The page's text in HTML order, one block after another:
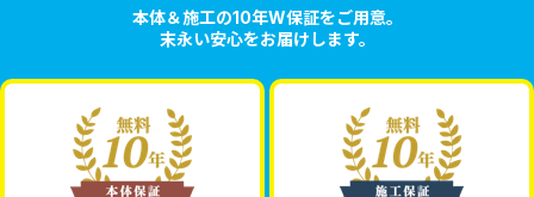
本体＆施工の10年W保証をご用意。
末永い安心をお届けします。